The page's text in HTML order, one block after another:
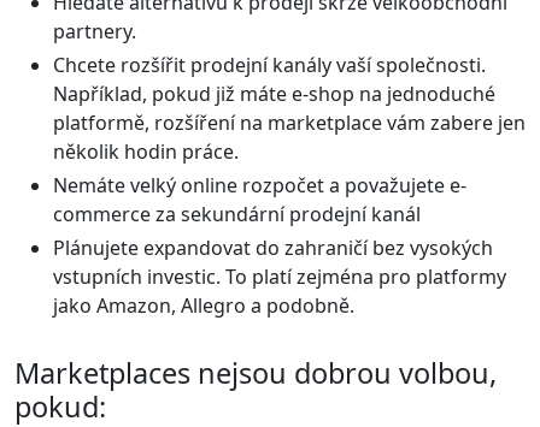
partnery.
Chcete rozšířit prodejní kanály vaší společnosti.
Například, pokud již máte e-shop na jednoduché
platformě, rozšíření na marketplace vám zabere jen
několik hodin práce.
Nemáte velký online rozpočet a považujete e-
commerce za sekundární prodejní kanál
Plánujete expandovat do zahraničí bez vysokých
vstupních investic. To platí zejména pro platformy
jako Amazon, Allegro a podobně.
Marketplaces nejsou dobrou volbou,
pokud: